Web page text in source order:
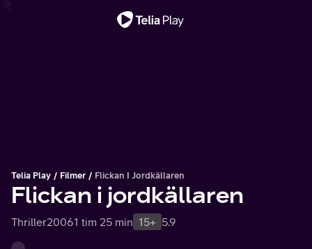
Telia Play Filmer Flickan I Jordkällaren
Flickan i jordkällaren
Thriller20061 tim 25 min 15+ 5.9